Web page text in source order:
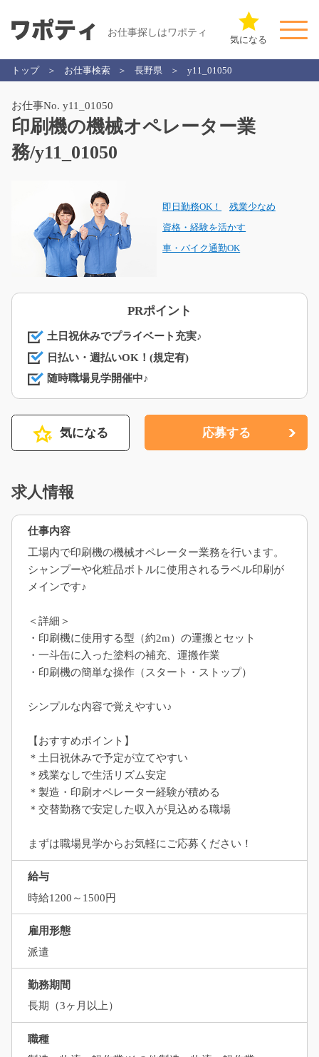
お仕事探しはワポティ
気になる
トップ お仕事検索 長野県 y11_01050
お仕事No. y11_01050
印刷機の機械オペレーター業
務/y11_01050
即日勤務OK！ 残業少なめ
資格・経験を活かす
車・バイク通勤OK
PRポイント
土日祝休みでプライベート充実♪
日払い・週払いOK！(規定有)
随時職場見学開催中♪
気になる 応募する
求人情報
仕事内容
工場内で印刷機の機械オペレーター業務を行います。
シャンプーや化粧品ボトルに使用されるラベル印刷が
メインです♪
＜詳細＞
・印刷機に使用する型（約2m）の運搬とセット
・一斗缶に入った塗料の補充、運搬作業
・印刷機の簡単な操作（スタート・ストップ）
シンプルな内容で覚えやすい♪
【おすすめポイント】
＊土日祝休みで予定が立てやすい
＊残業なしで生活リズム安定
＊製造・印刷オペレーター経験が積める
＊交替勤務で安定した収入が見込める職場
まずは職場見学からお気軽にご応募ください！
給与
時給1200～1500円
雇用形態
派遣
勤務期間
長期（3ヶ月以上）
職種